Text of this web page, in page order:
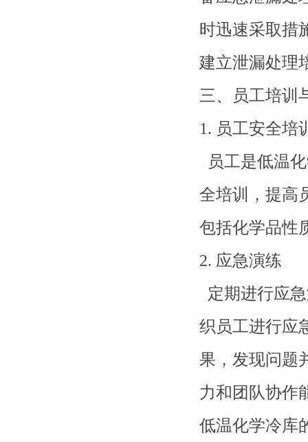
时迅速采取措
建立泄漏处理
三、员工培训
1. 员工安全培
员工是低温
全培训，提高
包括化学品性
2. 应急演练
定期进行应
织员工进行应
果，发现问题
力和团队协作
低温化学冷库